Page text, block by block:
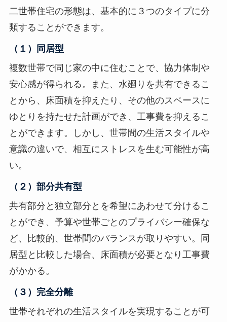
二世帯住宅の形態は、基本的に３つのタイプに分
類することができます。
（１）同居型
複数世帯で同じ家の中に住むことで、協力体制や
安心感が得られる。また、水廻りを共有できるこ
とから、床面積を抑えたり、その他のスペースに
ゆとりを持たせた計画ができ、工事費を抑えるこ
とができます。しかし、世帯間の生活スタイルや
意識の違いで、相互にストレスを生む可能性が高
い。
（２）部分共有型
共有部分と独立部分とを希望にあわせて分けるこ
とができ、予算や世帯ごとのプライバシー確保な
ど、比較的、世帯間のバランスが取りやすい。同
居型と比較した場合、床面積が必要となり工事費
がかかる。
（３）完全分離
世帯それぞれの生活スタイルを実現することが可